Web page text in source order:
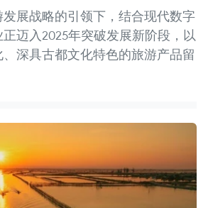
展战略的引领下，结合现代数字
迈入2025年突破发展新阶段，以
深具古都文化特色的旅游产品留